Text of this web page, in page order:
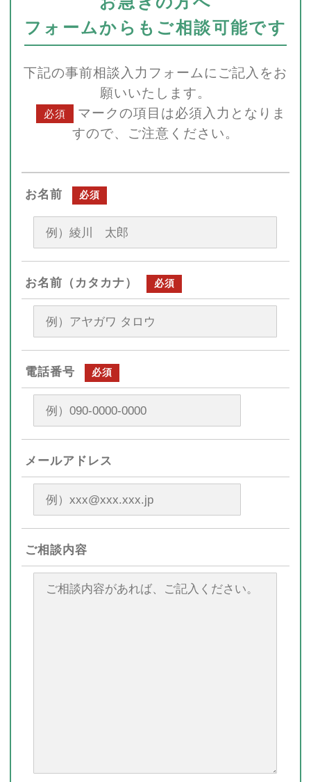
フォームからもご相談可能です
下記の事前相談入力フォームにご記入をお
願いいたします。
必須
マークの項目は必須入力となりま
すので、ご注意ください。
お名前 必須
お名前（カタカナ） 必須
電話番号 必須
メールアドレス
ご相談内容